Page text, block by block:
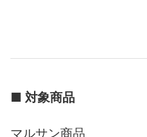
■ 対象商品
マルサン商品